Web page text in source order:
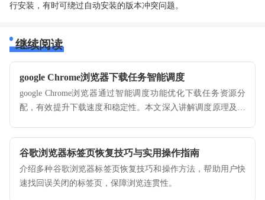
行安装，有时可绕过自动安装的版本冲突问题。
继续阅读
google Chrome浏览器下载任务智能调度
google Chrome浏览器通过智能调度功能优化下载任务资源分
配，有效提升下载速度和稳定性。本文深入讲解调度原理及操
谷歌浏览器标签页恢复技巧与实用操作指南
介绍多种谷歌浏览器标签页恢复技巧和操作方法，帮助用户快
速找回误关闭的标签页，保障浏览连贯性。